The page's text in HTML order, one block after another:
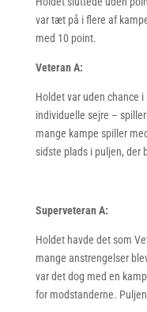
var tæt på i flere af
med 10 point.
Veteran A:
Holdet var uden chance
individuelle sejre –
mange kampe spiller
sidste plads i puljen, der
Superveteran A:
Holdet havde det som
mange anstrengelser
var det dog med en
for modstanderne.